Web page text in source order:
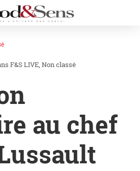
F&S LIVE Non classé
au chef